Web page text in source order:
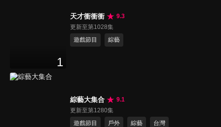
1
天才衝衝衝
9.3
更新至第1028集
遊戲節目
綜藝
綜藝大集合
9.1
更新至第1280集
遊戲節目
戶外 綜藝 台灣